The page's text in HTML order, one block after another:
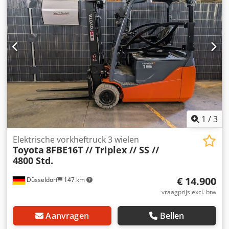
Austria GmbH Toyota Material Handling voor meer
informatie.
1 /3
Düsseldorf 147 km
Elektrische vorkheftruck 3 wielen
Toyota 8FBE16T // Triplex // SS //
4800 Std.
€ 14.900
vraagprijs excl. btw
Aanvragen Bellen